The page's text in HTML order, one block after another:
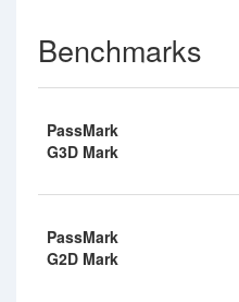
Benchmarks
PassMark
G3D Mark
PassMark
G2D Mark